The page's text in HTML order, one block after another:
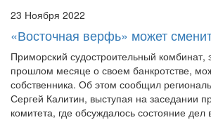
прошлом месяце о своем банкротстве,
собственника. Об этом сообщил
Сергей Калитин, выступая на заседании
комитета, где обсуждалось состояние дел
22 Ноября 2022